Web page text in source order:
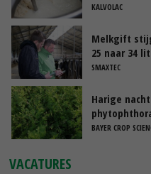
KALVOLAC
Melkgift
25 naar 34
SMAXTEC
Harige
BAYER CROP
VACATURES